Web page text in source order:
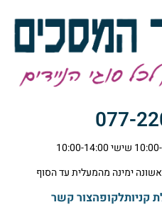
077-
קניותלקופהצור קשר